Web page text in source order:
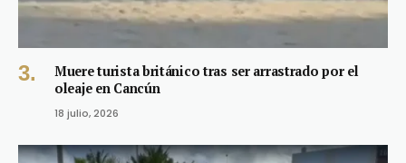
Muere turista británico tras ser arrastrado por el
oleaje en Cancún
18 julio, 2026